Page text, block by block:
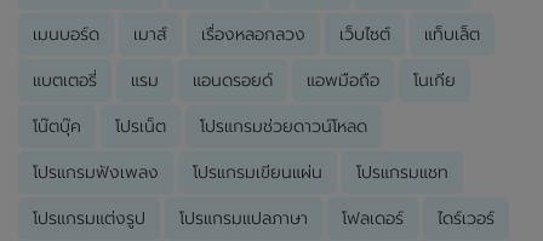
เมนบอร์ด เมาส์ เรื่องหลอกลวง เว็บไซต์ แท็บเล็ต
แบตเตอรี่ แรม แอนดรอยด์ แอพมือถือ โนเกีย
โน๊ตบุ๊ค โปรเน็ต โปรแกรมช่วยดาวน์โหลด
โปรแกรมฟังเพลง โปรแกรมเขียนแผ่น โปรแกรมแชท
โปรแกรมแต่งรูป โปรแกรมแปลภาษา โฟลเดอร์ ไดร์เวอร์